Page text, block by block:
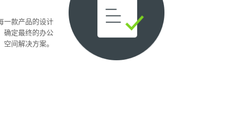
一款产品的设计
确定最终的办公
空间解决方案。